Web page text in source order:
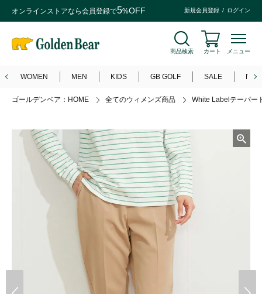
オンラインストアなら会員登録で5%OFF 新規会員登録 ログイン
商品検索 カート メニュー
WOMEN MEN KIDS GB GOLF SALE
ゴールデンベア：HOME 全てのウィメンズ商品 White Labelテーパー